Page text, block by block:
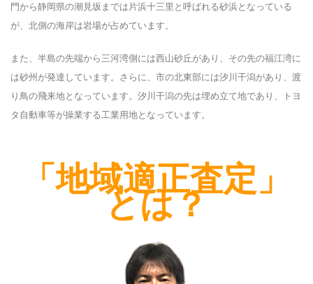
門から静岡県の潮見坂までは片浜十三里と呼ばれる砂浜となっている
が、北側の海岸は岩場が占めています。
また、半島の先端から三河湾側には西山砂丘があり、その先の福江湾に
は砂州が発達しています。さらに、市の北東部には汐川干潟があり、渡
り鳥の飛来地となっています。汐川干潟の先は埋め立て地であり、トヨ
タ自動車等が操業する工業用地となっています。
「地域適正査定」
とは？